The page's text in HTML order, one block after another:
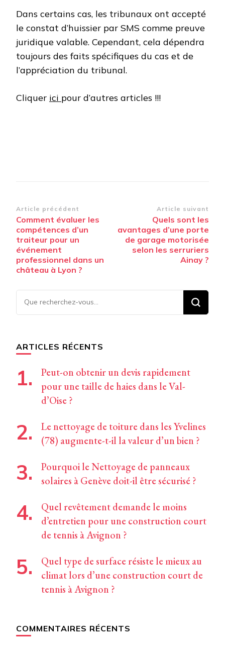
Dans certains cas, les tribunaux ont accepté
le constat d’huissier par SMS comme preuve
juridique valable. Cependant, cela dépendra
toujours des faits spécifiques du cas et de
l’appréciation du tribunal.
Cliquer ici pour d’autres articles !!!
Navigation
d’article
Article précédent
Comment évaluer les
compétences d’un
traiteur pour un
événement
professionnel dans un
château à Lyon ?
Article suivant
Quels sont les
avantages d’une porte
de garage motorisée
selon les serruriers
Ainay ?
Vous
recherchiez
ARTICLES RÉCENTS
Peut-on obtenir un devis rapidement
pour une taille de haies dans le Val-
d’Oise ?
Le nettoyage de toiture dans les Yvelines
(78) augmente-t-il la valeur d’un bien ?
Pourquoi le Nettoyage de panneaux
solaires à Genève doit-il être sécurisé ?
Quel revêtement demande le moins
d’entretien pour une construction court
de tennis à Avignon ?
Quel type de surface résiste le mieux au
climat lors d’une construction court de
tennis à Avignon ?
COMMENTAIRES RÉCENTS